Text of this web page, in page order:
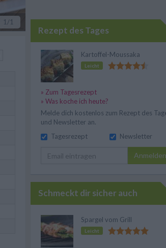
1 /1
Rezept des Tages
Kartoffel-Moussaka
Leicht
» Zum Tagesrezept
» Was koche ich heute?
Melde dich kostenlos zum Rezept des
und Newsletter an.
Tagesrezept
Newsletter
Anmelden
Schmeckt dir sicher auch
Spargel vom Grill
Leicht